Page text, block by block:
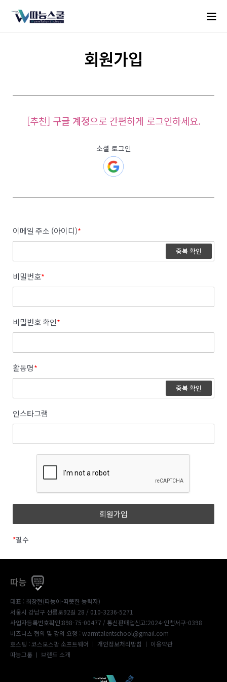
회원가입
[추천] 구글 계정으로 간편하게 로그인하세요.
소셜 로그인
이메일 주소 (아이디)*
중복 확인
비밀번호*
비밀번호 확인*
활동명*
중복 확인
인스타그램
*필수
따능
대표 : 최창현(따능이-따뜻한 능력자)
서울시 강남구 선릉로92길 28 / 010-3236-5271
사업자등록번호확인:898-75-00477 / 통신판매업신고:2024-인천서구-0398
비즈니스 협의 및 강의 요청 : warmtalentschool@gmail.com
호스팅 : 코스모스팜 소프트웨어 ㅣ 개인정보처리방침 ㅣ 이용약관
따능그룹 ㅣ 브랜드 소개